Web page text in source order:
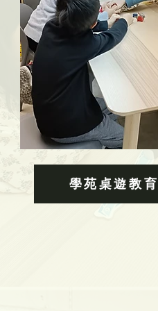
學苑桌遊教